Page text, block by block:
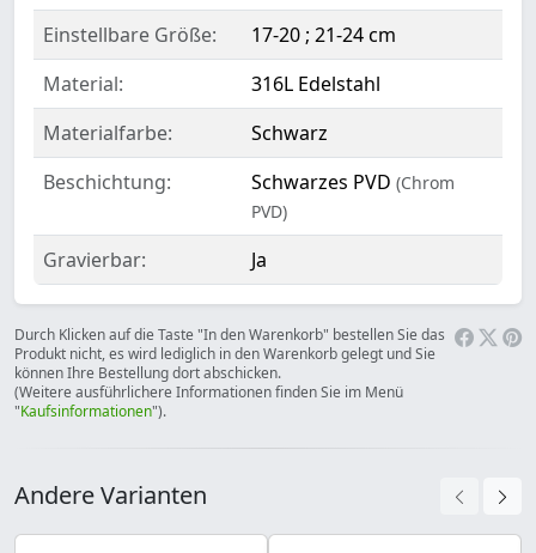
Einstellbare Größe:
17-20 ; 21-24 cm
Material:
316L Edelstahl
Materialfarbe:
Schwarz
Beschichtung:
Schwarzes PVD (Chrom
PVD)
Gravierbar: Ja
Durch Klicken auf die Taste "In den Warenkorb" bestellen Sie das
Produkt nicht, es wird lediglich in den Warenkorb gelegt und Sie
können Ihre Bestellung dort abschicken.
(Weitere ausführlichere Informationen finden Sie im Menü
"Kaufsinformationen").
Andere Varianten